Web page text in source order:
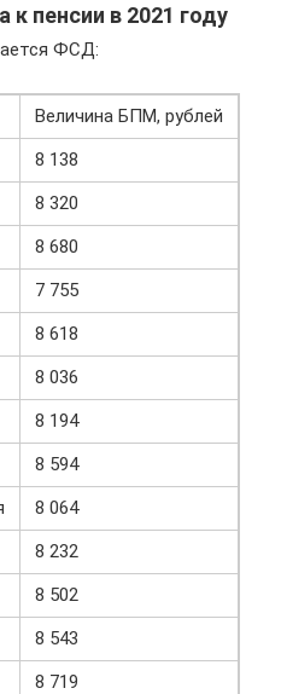
пенсии в 2021 году
ФСД:
Величина БПМ, рублей
8 138
8 320
8 680
7 755
8 618
8 036
8 194
8 594
8 064
8 232
8 502
8 543
8 719